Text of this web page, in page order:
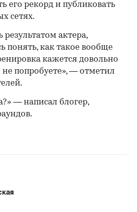
его рекорд и публиковать
сетях.
актера,
понять, как такое вообще
кажется довольно
попробуете», — отметил
— написал блогер,